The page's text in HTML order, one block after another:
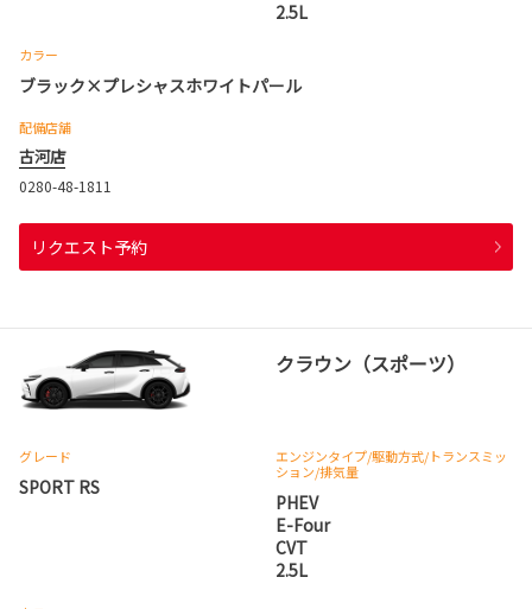
2.5L
カラー
ブラック×プレシャスホワイトパール
配備店舗
古河店
0280-48-1811
リクエスト予約
クラウン（スポーツ）
グレード
SPORT RS
エンジンタイプ/駆動方式/トランスミッ
ション/排気量
PHEV
E-Four
CVT
2.5L